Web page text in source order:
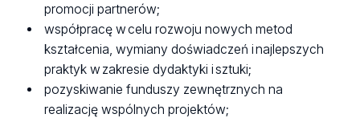
promocji partnerów;
współpracę w celu rozwoju nowych metod
kształcenia, wymiany doświadczeń i najlepszych
praktyk w zakresie dydaktyki i sztuki;
pozyskiwanie funduszy zewnętrznych na
realizację wspólnych projektów;